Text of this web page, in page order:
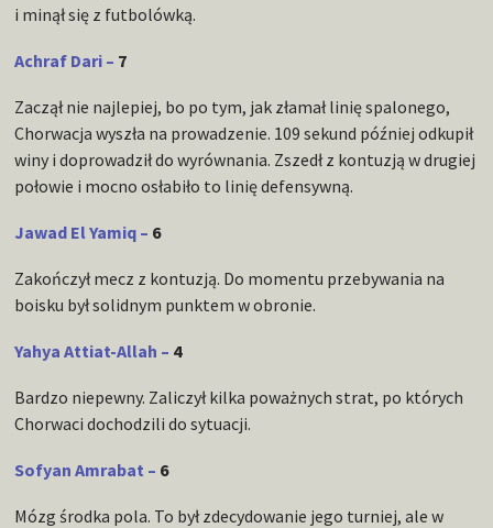
i minął się z futbolówką.
Achraf Dari – 7
Zaczął nie najlepiej, bo po tym, jak złamał linię spalonego,
Chorwacja wyszła na prowadzenie. 109 sekund później odkupił
winy i doprowadził do wyrównania. Zszedł z kontuzją w drugiej
połowie i mocno osłabiło to linię defensywną.
Jawad El Yamiq – 6
Zakończył mecz z kontuzją. Do momentu przebywania na
boisku był solidnym punktem w obronie.
Yahya Attiat-Allah – 4
Bardzo niepewny. Zaliczył kilka poważnych strat, po których
Chorwaci dochodzili do sytuacji.
Sofyan Amrabat – 6
Mózg środka pola. To był zdecydowanie jego turniej, ale w